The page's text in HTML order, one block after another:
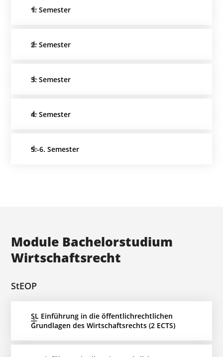
1. Semester
2. Semester
3. Semester
4. Semester
5.-6. Semester
Module Bachelorstudium
Wirtschaftsrecht
StEOP
SL Einführung in die öffentlichrechtlichen
Grundlagen des Wirtschaftsrechts (2 ECTS)